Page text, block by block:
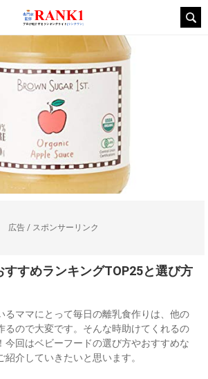
広告 / スポンサーリンク
すめランキングTOP25と選び方
るママにとって毎日の離乳食作りは、他の
るので大変です。そんな時助けてくれるの
今回はベビーフードの選び方やおすすめな
紹介していきたいと思います。